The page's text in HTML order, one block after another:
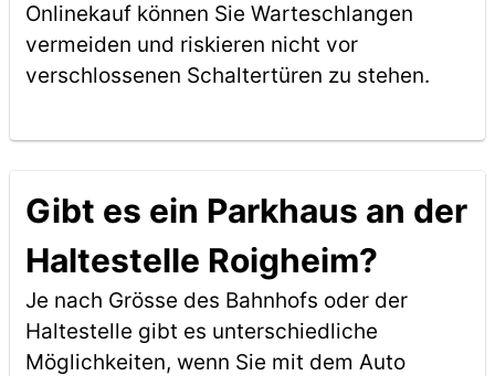
Onlinekauf können Sie Warteschlangen
vermeiden und riskieren nicht vor
verschlossenen Schaltertüren zu stehen.
Gibt es ein Parkhaus an der
Haltestelle Roigheim?
Je nach Grösse des Bahnhofs oder der
Haltestelle gibt es unterschiedliche
Möglichkeiten, wenn Sie mit dem Auto